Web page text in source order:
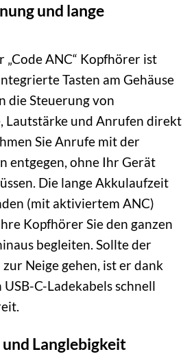
und lange
„Code ANC“ Kopfhörer ist
Tasten am Gehäuse
die Steuerung von
Lautstärke und Anrufen direkt
Sie Anrufe mit der
entgegen, ohne Ihr Gerät
Die lange Akkulaufzeit
(mit aktiviertem ANC)
Kopfhörer Sie den ganzen
begleiten. Sollte der
Neige gehen, ist er dank
C-Ladekabels schnell
Langlebigkeit